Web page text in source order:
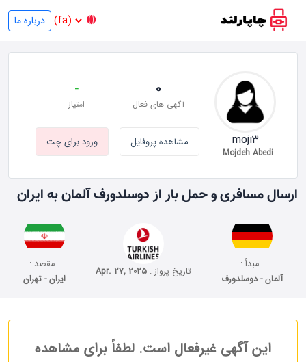
درباره ما
ارسال مسافری و حمل بار از دوسلدورف آلمان به ایران
مبدأ :
آلمان - دوسلدورف
تاریخ پرواز : Apr. 27, 2025
مقصد :
ایران - تهران
moji3
Mojdeh Abedi
0
آگهی های فعال
-
امتیاز
مشاهده پروفایل ورود برای چت
این آگهی غیرفعال است. لطفاً برای مشاهده